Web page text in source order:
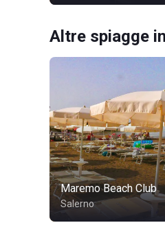
Altre spiagge
Maremo Beach Club
Salerno